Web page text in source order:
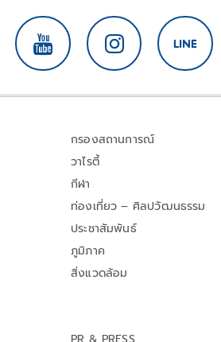
กรองสถานการณ์
วาไรตี้
กีฬา
ท่องเที่ยว – ศิลปวัฒนธรรม
ประชาสัมพันธ์
ภูมิภาค
สิ่งแวดล้อม